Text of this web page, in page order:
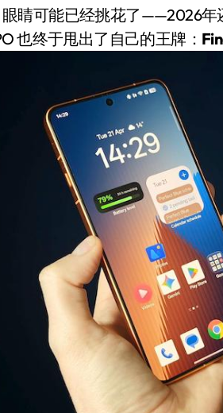
怕的“作死”操作：把手机塞冰箱，你
不计 大疆Mini 2S内录实测，值不值得
胖东来，我先不学了——永辉的“休克疗
！中国钙钛矿探测器太空“开箱”，一
价！K90跳上3099，小米17标准版逼近
只是开胃菜：合肥正在下一盘你看不懂
像白开水？90%的人第一步就做错了
狂喜：Anbernic第三次复刻GBA SP，
游戏终于要登 PC，光盘党也能“以盘
新版到底香不香？一篇帮你避坑+种草
偷偷在用的“无感切换”，索尼Bose却
表盘还能这么玩？保姆级教程，有
也终于甩出了自己的王牌：